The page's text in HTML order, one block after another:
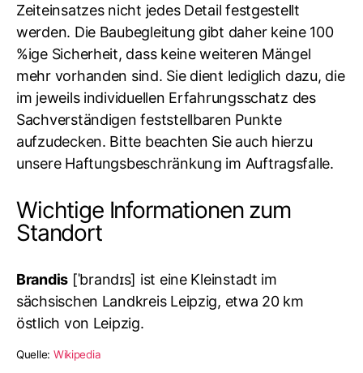
Zeiteinsatzes nicht jedes Detail festgestellt
werden. Die Baubegleitung gibt daher keine 100
%ige Sicherheit, dass keine weiteren Mängel
mehr vorhanden sind. Sie dient lediglich dazu, die
im jeweils individuellen Erfahrungsschatz des
Sachverständigen feststellbaren Punkte
aufzudecken. Bitte beachten Sie auch hierzu
unsere Haftungsbeschränkung im Auftragsfalle.
Wichtige Informationen zum
Standort
Brandis [ˈbrandɪs] ist eine Kleinstadt im
sächsischen Landkreis Leipzig, etwa 20 km
östlich von Leipzig.
Quelle: Wikipedia